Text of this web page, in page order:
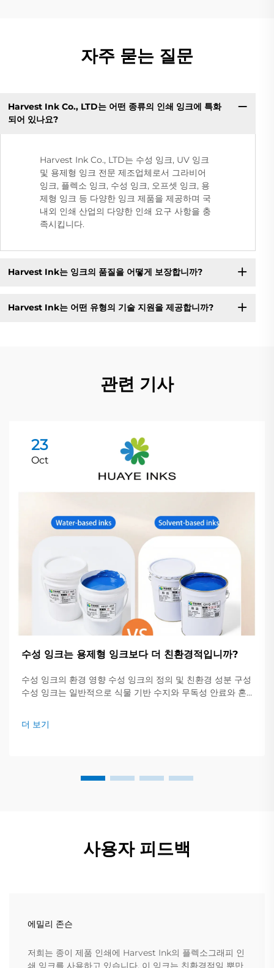
자주 묻는 질문
Harvest Ink Co., LTD는 어떤 종류의 인쇄 잉크에 특화
되어 있나요?
Harvest Ink Co., LTD는 수성 잉크, UV 잉크
및 용제형 잉크 전문 제조업체로서 그라비어
잉크, 플렉소 잉크, 수성 잉크, 오프셋 잉크, 용
제형 잉크 등 다양한 잉크 제품을 제공하며 국
내외 인쇄 산업의 다양한 인쇄 요구 사항을 충
족시킵니다.
Harvest Ink는 잉크의 품질을 어떻게 보장합니까?
Harvest Ink는 어떤 유형의 기술 지원을 제공합니까?
관련 기사
23
Oct
수성 잉크는 용제형 잉크보다 더 친환경적입니까?
수성 잉크의 환경 영향 수성 잉크의 정의 및 친환경 성분 구성
수성 잉크는 일반적으로 식물 기반 수지와 무독성 안료와 혼
더 보기
사용자 피드백
에밀리 존슨
저희는 종이 제품 인쇄에 Harvest Ink의 플렉소그래피 인
쇄 잉크를 사용하고 있습니다. 이 잉크는 친환경적일 뿐만